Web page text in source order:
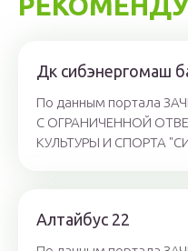
Дк сибэнергомаш
По данным портала
С ОГРАНИЧЕННОЙ
КУЛЬТУРЫ И СПОРТА
Алтайбус 22